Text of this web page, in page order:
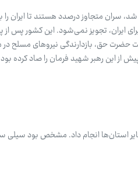
سران متجاوز درصدد هستند تا ایران را
ایران، تجویز نمی‌شود. این کشور پس از
حضرت حق، بازدارندگی نیروهای مسلح
این رهبر شهید فرمان را صاد کرده بود:
استان‌ها انجام داد. مشخص بود سیلی